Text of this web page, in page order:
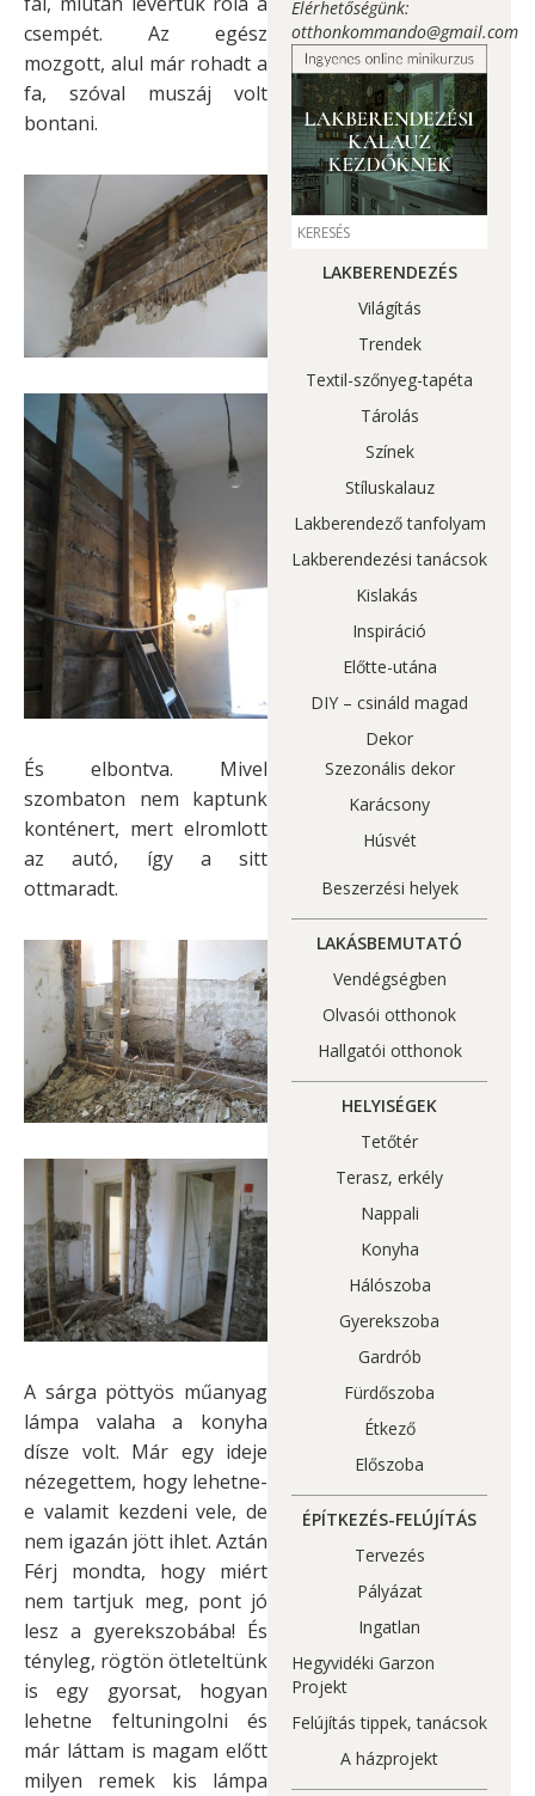
csempét. Az egész
mozgott, alul már rohadt a
fa, szóval muszáj volt
bontani.
És elbontva. Mivel
szombaton nem kaptunk
konténert, mert elromlott
az autó, így a sitt
ottmaradt.
A sárga pöttyös műanyag
lámpa valaha a konyha
dísze volt. Már egy ideje
nézegettem, hogy lehetne-
e valamit kezdeni vele, de
nem igazán jött ihlet. Aztán
Férj mondta, hogy miért
nem tartjuk meg, pont jó
lesz a gyerekszobába! És
tényleg, rögtön ötleteltünk
is egy gyorsat, hogyan
lehetne feltuningolni és
már láttam is magam előtt
milyen remek kis lámpa
Elérhetőségünk:
otthonkommando@gmail.com
LAKBERENDEZÉS
Világítás
Trendek
Textil-szőnyeg-tapéta
Tárolás
Színek
Stíluskalauz
Lakberendező tanfolyam
Lakberendezési tanácsok
Kislakás
Inspiráció
Előtte-utána
DIY – csináld magad
Dekor
Szezonális dekor
Karácsony
Húsvét
Beszerzési helyek
LAKÁSBEMUTATÓ
Vendégségben
Olvasói otthonok
Hallgatói otthonok
HELYISÉGEK
Tetőtér
Terasz, erkély
Nappali
Konyha
Hálószoba
Gyerekszoba
Gardrób
Fürdőszoba
Étkező
Előszoba
ÉPÍTKEZÉS-FELÚJÍTÁS
Tervezés
Pályázat
Ingatlan
Hegyvidéki Garzon
Projekt
Felújítás tippek, tanácsok
A házprojekt